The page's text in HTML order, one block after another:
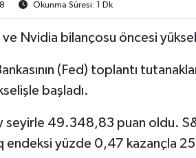
Okunma Süresi: 1 Dk
Nvidia bilançosu öncesi
(Fed) toplantı
başladı.
seyirle 49.348,83 puan oldu.
endeksi yüzde 0,47 kazançla